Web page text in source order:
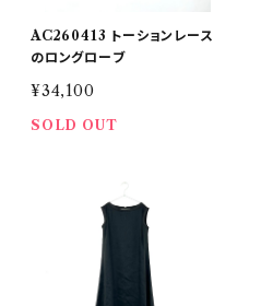
AC260413 トーションレース
のロングローブ
¥34,100
SOLD OUT